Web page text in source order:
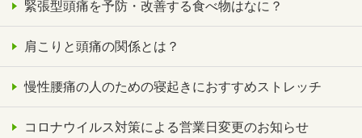
緊張型頭痛を予防・改善する食べ物はなに？
肩こりと頭痛の関係とは？
慢性腰痛の人のための寝起きにおすすめストレッチ
コロナウイルス対策による営業日変更のお知らせ